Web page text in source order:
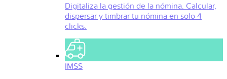
Digitaliza la gestión de la nómina. Calcular,
dispersar y timbrar tu nómina en solo 4
clicks.
IMSS